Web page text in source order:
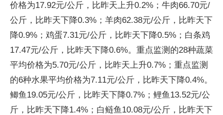
价格为17.92元/公斤，比昨天上升0.2%；牛肉66.70元/
公斤，比昨天下降0.3%；羊肉62.38元/公斤，比昨天下
降0.9%；鸡蛋7.31元/公斤，比昨天下降0.5%；白条鸡
17.47元/公斤，比昨天下降0.6%。重点监测的28种蔬菜
平均价格为5.70元/公斤，比昨天上升0.7%；重点监测
的6种水果平均价格为7.11元/公斤，比昨天下降0.4%。
鲫鱼19.05元/公斤，比昨天下降0.7%；鲤鱼13.52元/公
斤，比昨天下降1.4%；白鲢鱼10.08元/公斤，比昨天下